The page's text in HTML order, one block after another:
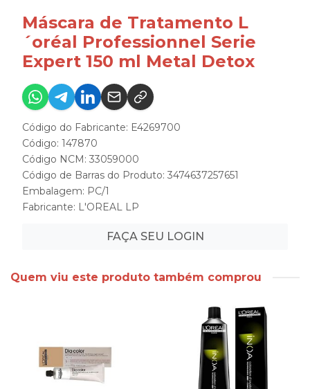
Máscara de Tratamento L
´oréal Professionnel Serie
Expert 150 ml Metal Detox
Código do Fabricante: E4269700
Código: 147870
Código NCM: 33059000
Código de Barras do Produto: 3474637257651
Embalagem: PC/1
Fabricante: L'OREAL LP
FAÇA SEU LOGIN
Quem viu este produto também comprou